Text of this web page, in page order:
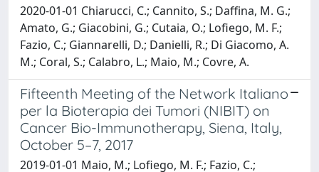
2020-01-01 Chiarucci, C.; Cannito, S.; Daffina, M. G.;
Amato, G.; Giacobini, G.; Cutaia, O.; Lofiego, M. F.;
Fazio, C.; Giannarelli, D.; Danielli, R.; Di Giacomo, A.
M.; Coral, S.; Calabro, L.; Maio, M.; Covre, A.
Fifteenth Meeting of the Network Italiano
per la Bioterapia dei Tumori (NIBIT) on
Cancer Bio-Immunotherapy, Siena, Italy,
October 5–7, 2017
2019-01-01 Maio, M.; Lofiego, M. F.; Fazio, C.;